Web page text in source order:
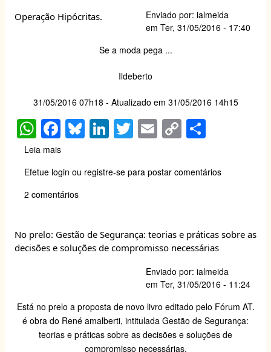
p o k
20
Faculdade
de
Saúde
Pública
Operação Hipócritas. Enviado por: ialmeida
em Ter, 31/05/2016 - 17:40
Se a moda pega ...
Ildeberto
31/05/2016 07h18 - Atualizado em 31/05/2016 14h15
W
h
at
s
A
p
F
a
c
e
b
o
Bl
u
e
sk
Li
n
k
e
T
wi
tt
er
E
m
ail
C
o
p
y
k
ar
e
Leia mais
Hipócritas.
Efetue login ou registre-se para postar comentários
2 comentários
No prelo: Gestão de Segurança: teorias e práticas sobre as
decisões e soluções de compromisso necessárias
Enviado por: ialmeida
em Ter, 31/05/2016 - 11:24
Está no prelo a proposta de novo livro editado pelo Fórum AT.
é obra do René amalberti, intitulada Gestão de Segurança:
teorias e práticas sobre as decisões e soluções de
compromisso necessárias.